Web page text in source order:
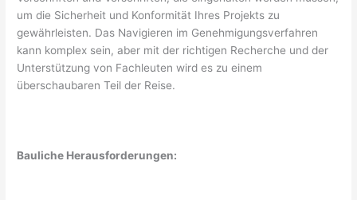
um die Sicherheit und Konformität Ihres Projekts zu
gewährleisten. Das Navigieren im Genehmigungsverfahren
kann komplex sein, aber mit der richtigen Recherche und der
Unterstützung von Fachleuten wird es zu einem
überschaubaren Teil der Reise.
Bauliche Herausforderungen: